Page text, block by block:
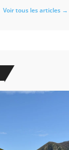
Voir tous les articles →